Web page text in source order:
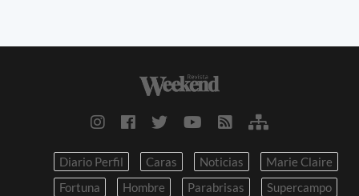
Diario Perfil Caras Noticias
Marie Claire
Fortuna
Hombre Parabrisas Supercampo